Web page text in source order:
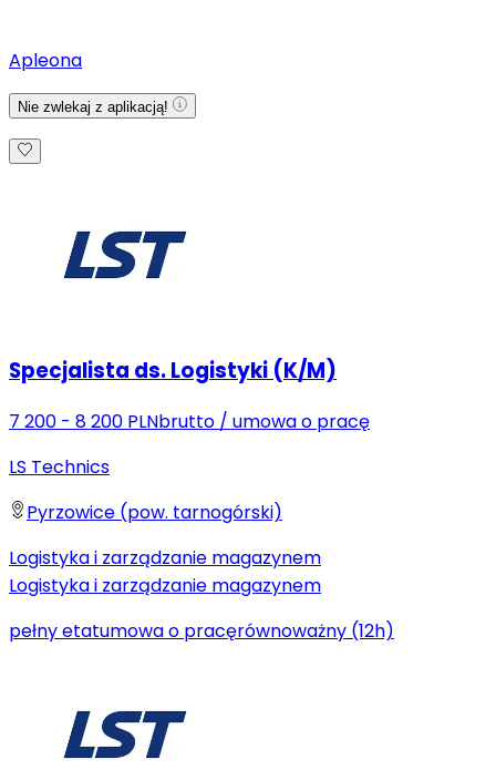
Apleona
Nie zwlekaj z aplikacją!
Specjalista ds. Logistyki (K/M)
7 200 - 8 200 PLNbrutto / umowa o pracę
LS Technics
Pyrzowice (pow. tarnogórski)
Logistyka i zarządzanie magazynem
Logistyka i zarządzanie magazynem
pełny etatumowa o pracęrównoważny (12h)